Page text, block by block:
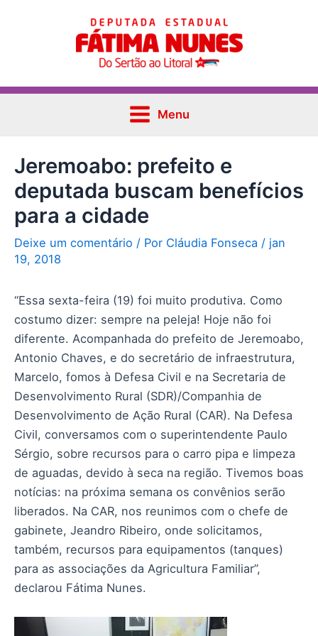
Main
Menu
Menu
Jeremoabo: prefeito e
deputada buscam benefícios
para a cidade
Deixe um comentário / Por Cláudia Fonseca / jan
19, 2018
“Essa sexta-feira (19) foi muito produtiva. Como
costumo dizer: sempre na peleja! Hoje não foi
diferente. Acompanhada do prefeito de Jeremoabo,
Antonio Chaves, e do secretário de infraestrutura,
Marcelo, fomos à Defesa Civil e na Secretaria de
Desenvolvimento Rural (SDR)/Companhia de
Desenvolvimento de Ação Rural (CAR). Na Defesa
Civil, conversamos com o superintendente Paulo
Sérgio, sobre recursos para o carro pipa e limpeza
de aguadas, devido à seca na região. Tivemos boas
notícias: na próxima semana os convênios serão
liberados. Na CAR, nos reunimos com o chefe de
gabinete, Jeandro Ribeiro, onde solicitamos,
também, recursos para equipamentos (tanques)
para as associações da Agricultura Familiar”,
declarou Fátima Nunes.